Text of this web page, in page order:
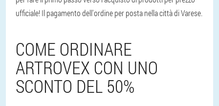
ufficiale! Il pagamento dell'ordine per posta nella città di Varese.
COME ORDINARE
ARTROVEX CON UNO
SCONTO DEL 50%